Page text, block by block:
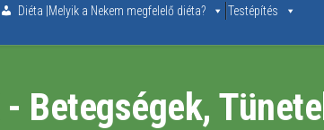
Diéta |Melyik a Nekem megfelelő diéta? Testépítés
- Betegségek,